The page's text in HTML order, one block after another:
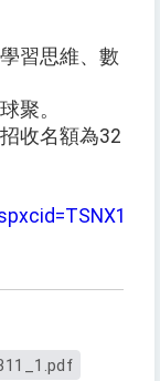
習思維、數
聚。
收名額為32